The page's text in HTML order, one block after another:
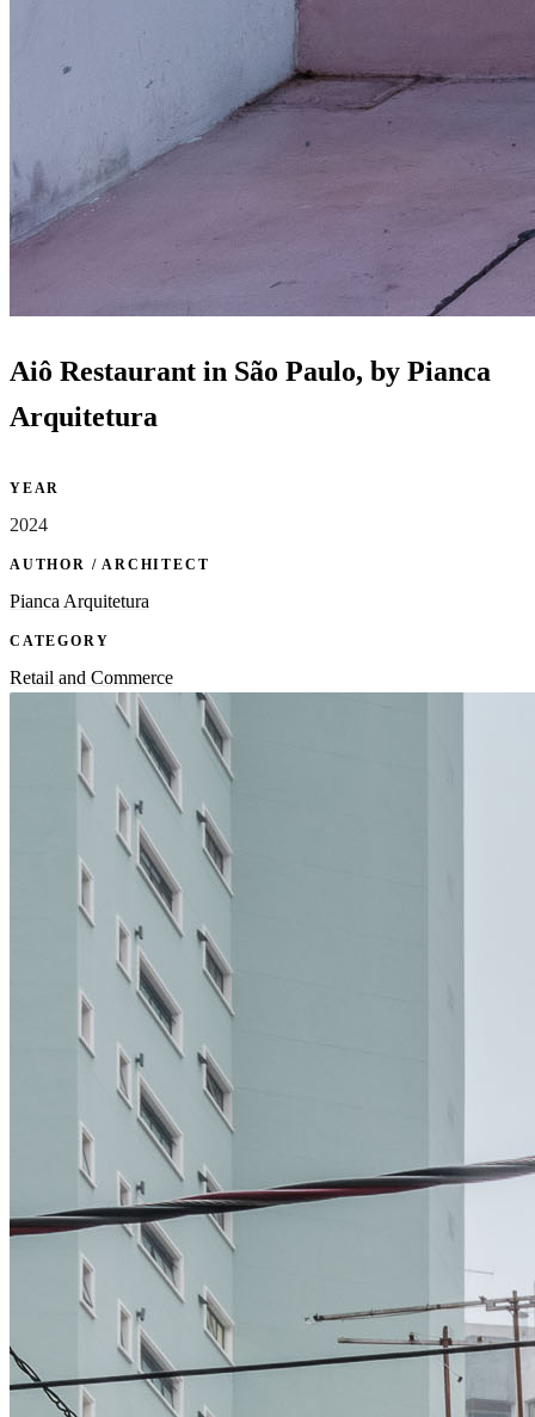
Aiô Restaurant in São Paulo, by Pianca
Arquitetura
YEAR
2024
AUTHOR / ARCHITECT
Pianca Arquitetura
CATEGORY
Retail and Commerce